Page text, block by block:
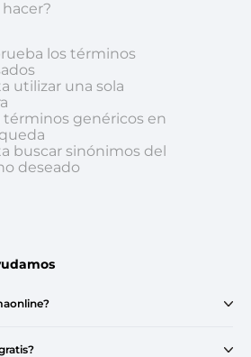
los términos
utilizar una sola
términos genéricos en
buscar sinónimos del
deseado